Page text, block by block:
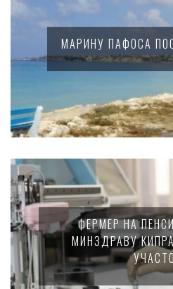
МАРИНУ ПАФОСА
ФЕРМЕР НА
МИНЗДРАВУ